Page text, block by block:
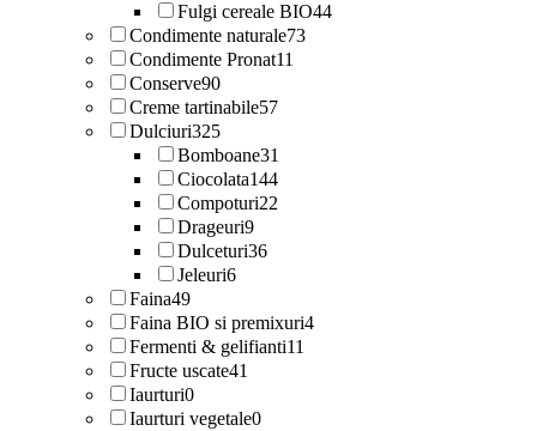
Fulgi cereale BIO44
Condimente naturale73
Condimente Pronat11
Conserve90
Creme tartinabile57
Dulciuri325
Bomboane31
Ciocolata144
Compoturi22
Drageuri9
Dulceturi36
Jeleuri6
Faina49
Faina BIO si premixuri4
Fermenti & gelifianti11
Fructe uscate41
Iaurturi0
Iaurturi vegetale0